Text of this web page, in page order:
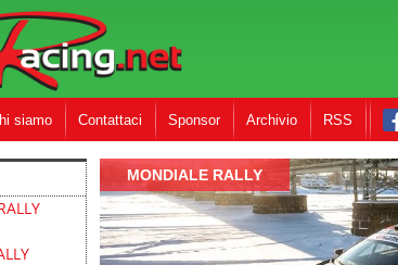
siamo Contattaci Sponsor Archivio RSS
MONDIALE RALLY